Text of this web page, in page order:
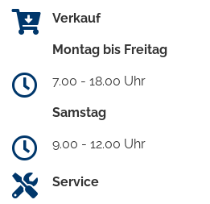
Verkauf
Montag bis Freitag
7.00 - 18.00 Uhr
Samstag
9.00 - 12.00 Uhr
Service